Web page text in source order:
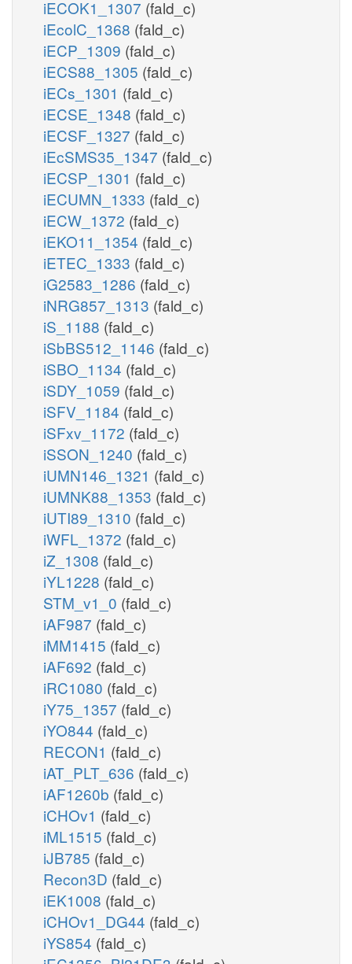
iECOK1_1307 (fald_c)
iEcolC_1368 (fald_c)
iECP_1309 (fald_c)
iECS88_1305 (fald_c)
iECs_1301 (fald_c)
iECSE_1348 (fald_c)
iECSF_1327 (fald_c)
iEcSMS35_1347 (fald_c)
iECSP_1301 (fald_c)
iECUMN_1333 (fald_c)
iECW_1372 (fald_c)
iEKO11_1354 (fald_c)
iETEC_1333 (fald_c)
iG2583_1286 (fald_c)
iNRG857_1313 (fald_c)
iS_1188 (fald_c)
iSbBS512_1146 (fald_c)
iSBO_1134 (fald_c)
iSDY_1059 (fald_c)
iSFV_1184 (fald_c)
iSFxv_1172 (fald_c)
iSSON_1240 (fald_c)
iUMN146_1321 (fald_c)
iUMNK88_1353 (fald_c)
iUTI89_1310 (fald_c)
iWFL_1372 (fald_c)
iZ_1308 (fald_c)
iYL1228 (fald_c)
STM_v1_0 (fald_c)
iAF987 (fald_c)
iMM1415 (fald_c)
iAF692 (fald_c)
iRC1080 (fald_c)
iY75_1357 (fald_c)
iYO844 (fald_c)
RECON1 (fald_c)
iAT_PLT_636 (fald_c)
iAF1260b (fald_c)
iCHOv1 (fald_c)
iML1515 (fald_c)
iJB785 (fald_c)
Recon3D (fald_c)
iEK1008 (fald_c)
iCHOv1_DG44 (fald_c)
iYS854 (fald_c)